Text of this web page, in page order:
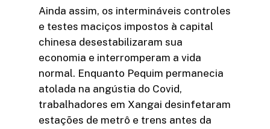
Ainda assim, os intermináveis ​​controles
e testes maciços impostos à capital
chinesa desestabilizaram sua
economia e interromperam a vida
normal. Enquanto Pequim permanecia
atolada na angústia do Covid,
trabalhadores em Xangai desinfetaram
estações de metrô e trens antes da